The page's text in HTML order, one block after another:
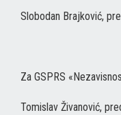
Slobodan Brajković,
Za GSPRS
Tomislav Živanović,